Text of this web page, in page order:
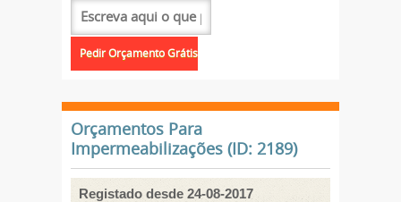
Orçamentos Para
Impermeabilizações (ID: 2189)
Registado desde 24-08-2017